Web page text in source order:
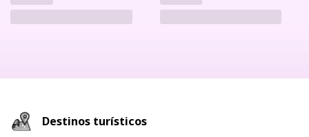
Destinos turísticos